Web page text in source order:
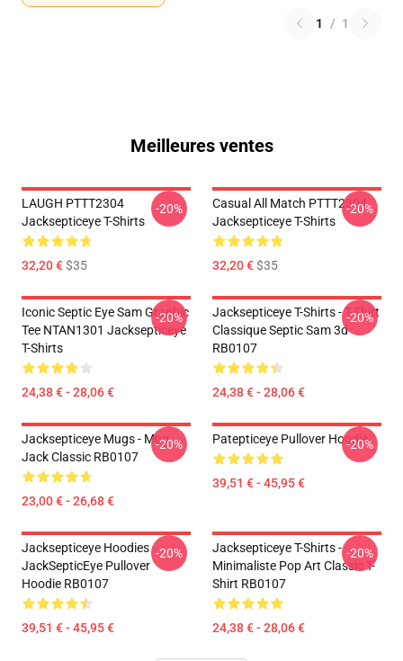
1 / 1
Meilleures ventes
LAUGH PTTT2304
Jacksepticeye T-Shirts
32,20 €$35
-20%
Casual All Match PTTT2304
Jacksepticeye T-Shirts
32,20 €$35
-20%
Iconic Septic Eye Sam Graphic
Tee NTAN1301 Jacksepticeye
T-Shirts
24,38 € - 28,06 €
-20%
Jacksepticeye T-Shirts - T-Shirt
Classique Septic Sam 3d
RB0107
24,38 € - 28,06 €
-20%
Jacksepticeye Mugs - Mug
Jack Classic RB0107
23,00 € - 26,68 €
-20% Patepticeye Pullover Hoodie
39,51 € - 45,95 €
-20%
Jacksepticeye Hoodies -
JackSepticEye Pullover
Hoodie RB0107
39,51 € - 45,95 €
-20%
Jacksepticeye T-Shirts -
Minimaliste Pop Art Classic T-
Shirt RB0107
24,38 € - 28,06 €
-20%